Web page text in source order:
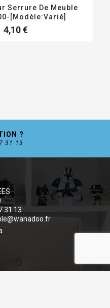
Serrure De Meuble
[Modèle:Varié]
4,10 €
?
31 13
31 13